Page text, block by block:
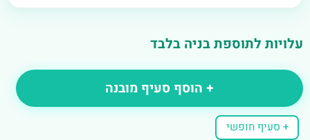
עלויות לתוספת בניה בלבד
+ הוסף סעיף מובנה
+ סעיף חופשי